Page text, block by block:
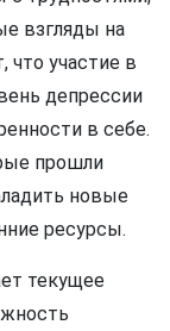
взгляды на
участие в
депрессии
в себе.
прошли
новые
ресурсы.
текущее